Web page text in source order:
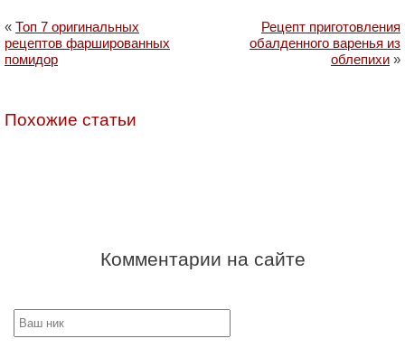
« Топ 7 оригинальных
рецептов фаршированных
помидор
Рецепт приготовления
обалденного варенья из
облепихи »
Похожие статьи
Комментарии на сайте